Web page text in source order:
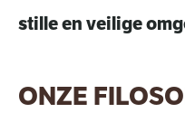
stille en veilige
ONZE